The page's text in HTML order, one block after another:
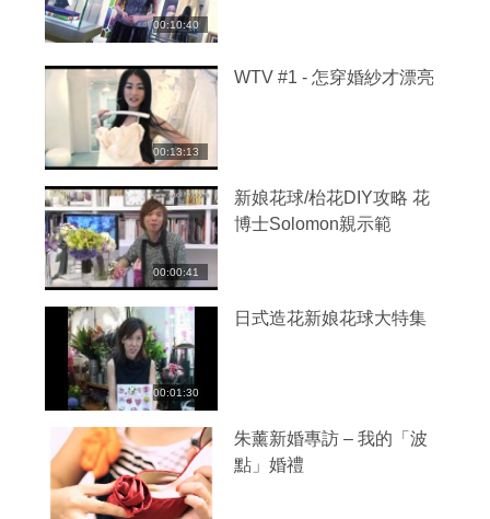
00:10:40
00:13:13
WTV #1 - 怎穿婚紗才漂亮
00:00:41
新娘花球/枱花DIY攻略 花
博士Solomon親示範
00:01:30
日式造花新娘花球大特集
朱薰新婚專訪 – 我的「波
點」婚禮